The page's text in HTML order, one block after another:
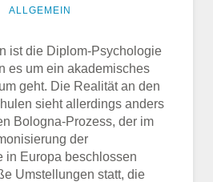
ALLGEMEIN
ist die Diplom-Psychologie
es um ein akademisches
geht. Die Realität an den
sieht allerdings anders
Bologna-Prozess, der im
der
in Europa beschlossen
Umstellungen statt, die